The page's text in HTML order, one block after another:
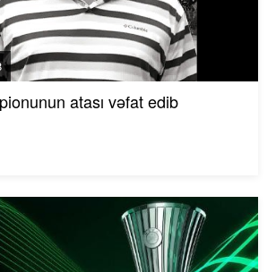
atası vəfat edib